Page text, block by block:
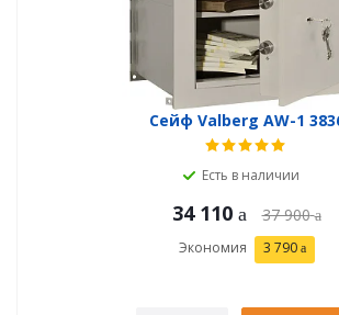
Сейф Valberg AW-1
Есть в наличии
34 110 37 900
Экономия 3 790